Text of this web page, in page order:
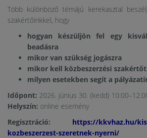
Több különböző témájú kerekasztal
szakértőinkkel, hogy
hogyan készüljön fel egy
beadásra
mikor van szükség jogászra
mikor kell közbeszerzési
milyen esetekben segít a
Időpont: 2026. június 30. (kedd)
Helyszín: online esemény
​​​​​​​Regisztráció:
https://kkvhaz.hu/
kozbeszerzest-szeretnek-nyerni/